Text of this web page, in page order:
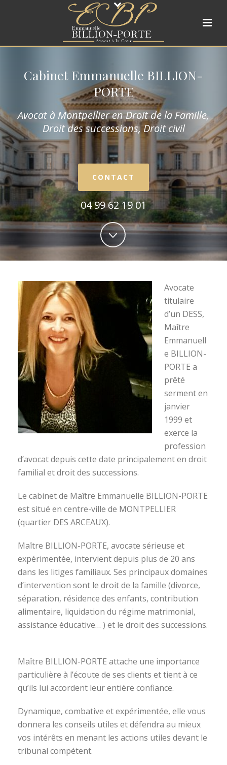
Cabinet Emmanuelle BILLION-
PORTE
Avocat à Montpellier en Droit de la Famille,
Droit des successions, Droit civil
CONTACT
04 99 62 19 01
Avocate
titulaire
d’un DESS,
Maître
Emmanuell
e BILLION-
PORTE a
prêté
serment en
janvier
1999 et
exerce la
profession
d’avocat depuis cette date principalement en droit
familial et droit des successions.
Le cabinet de Maître Emmanuelle BILLION-PORTE
est situé en centre-ville de MONTPELLIER
(quartier DES ARCEAUX).
Maître BILLION-PORTE, avocate sérieuse et
expérimentée, intervient depuis plus de 20 ans
dans les litiges familiaux. Ses principaux domaines
d’intervention sont le droit de la famille (divorce,
séparation, résidence des enfants, contribution
alimentaire, liquidation du régime matrimonial,
assistance éducative… ) et le droit des successions.
Maître BILLION-PORTE attache une importance
particulière à l’écoute de ses clients et tient à ce
qu’ils lui accordent leur entière confiance.
Dynamique, combative et expérimentée, elle vous
donnera les conseils utiles et défendra au mieux
vos intérêts en menant les actions utiles devant le
tribunal compétent.